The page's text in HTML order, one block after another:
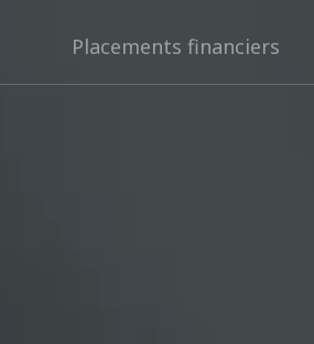
Placements financiers